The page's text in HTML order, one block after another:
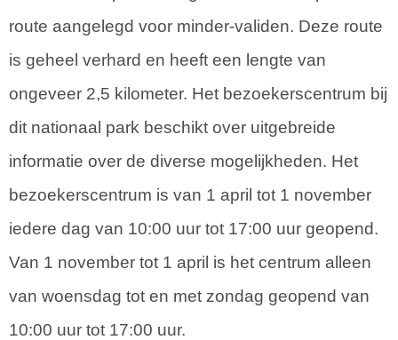
route aangelegd voor minder-validen. Deze route
is geheel verhard en heeft een lengte van
ongeveer 2,5 kilometer. Het bezoekerscentrum bij
dit nationaal park beschikt over uitgebreide
informatie over de diverse mogelijkheden. Het
bezoekerscentrum is van 1 april tot 1 november
iedere dag van 10:00 uur tot 17:00 uur geopend.
Van 1 november tot 1 april is het centrum alleen
van woensdag tot en met zondag geopend van
10:00 uur tot 17:00 uur.